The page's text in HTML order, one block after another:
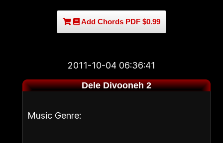
Add Chords PDF $0.99
2011-10-04 06:36:41
Dele Divooneh 2
Music Genre: